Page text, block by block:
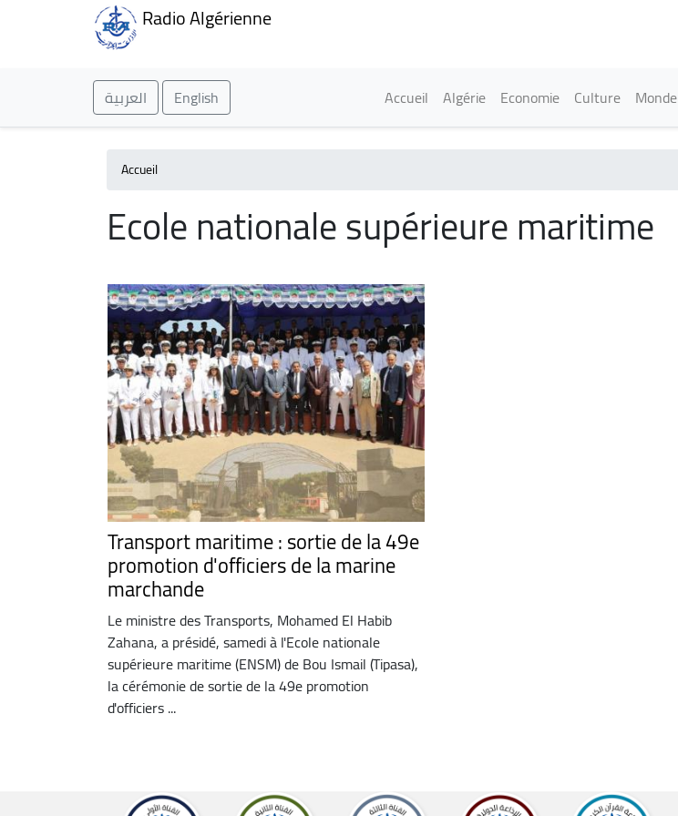
Radio Algérienne
العربية English Main navigation
Accueil Algérie Economie Culture Monde
Accueil
Ecole nationale supérieure maritime
Transport maritime : sortie de la 49e
promotion d'officiers de la marine
marchande
Le ministre des Transports, Mohamed El Habib
Zahana, a présidé, samedi à l'Ecole nationale
supérieure maritime (ENSM) de Bou Ismail (Tipasa),
la cérémonie de sortie de la 49e promotion
d'officiers ...